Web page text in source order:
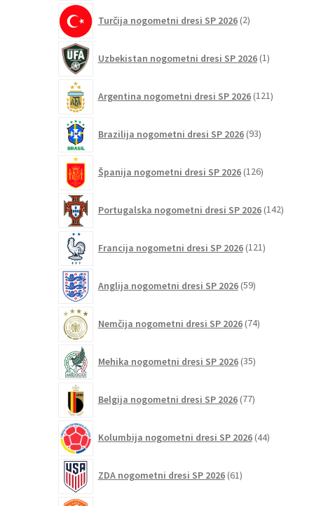
Turčija nogometni dresi SP 2026 2izdelka
Uzbekistan nogometni dresi SP 2026 1izdelek
Argentina nogometni dresi SP 2026 121izdelkov
Brazilija nogometni dresi SP 2026 93izdelkov
Španija nogometni dresi SP 2026 126izdelkov
Portugalska nogometni dresi SP 2026 142
Francija nogometni dresi SP 2026 121izdelkov
Anglija nogometni dresi SP 2026 59izdelkov
Nemčija nogometni dresi SP 2026 74izdelkov
Mehika nogometni dresi SP 2026 35izdelkov
Belgija nogometni dresi SP 2026 77izdelkov
Kolumbija nogometni dresi SP 2026 44izdelkov
ZDA nogometni dresi SP 2026 61izdelkov